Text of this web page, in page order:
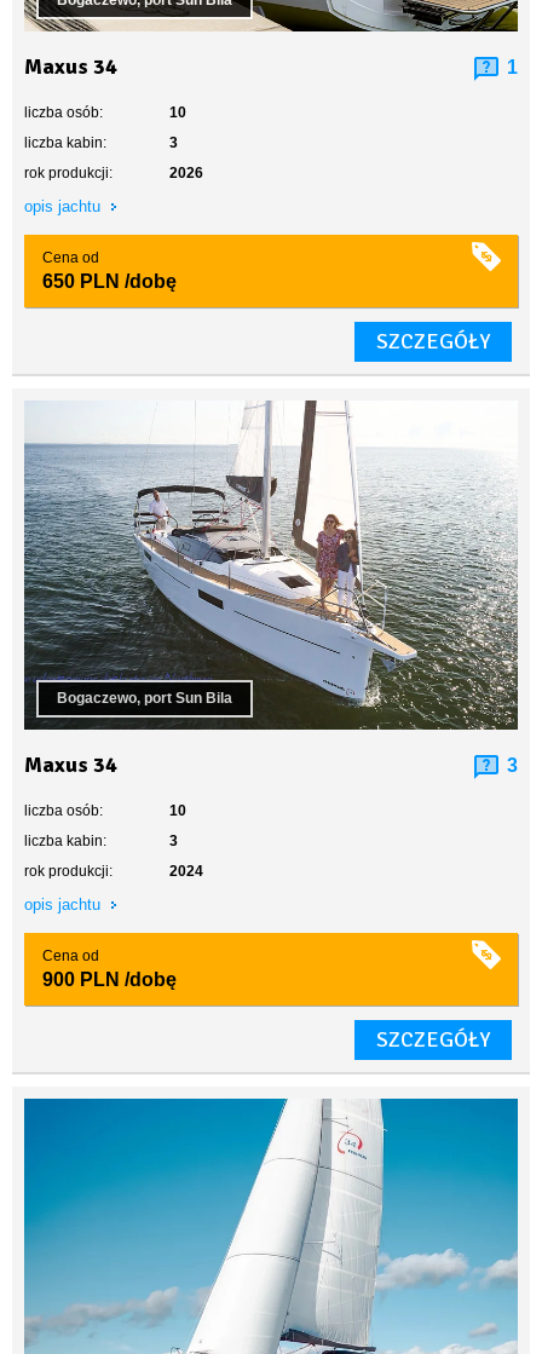
Maxus 34 1
liczba osób:
10
liczba kabin:
3
rok produkcji:
2026
opis jachtu
Cena od
650 PLN /dobę
SZCZEGÓŁY
Bogaczewo, port Sun Bila
Maxus 34 3
liczba osób:
10
liczba kabin:
3
rok produkcji:
2024
opis jachtu
Cena od
900 PLN /dobę
SZCZEGÓŁY